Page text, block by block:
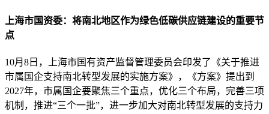
上海市国资委：将南北地区作为绿色低碳供应链建设的重要节
点
10月8日，上海市国有资产监督管理委员会印发了《关于推进
市属国企支持南北转型发展的实施方案》，《方案》提出到
2027年，市属国企要聚焦三个重点，优化三个布局，完善三项
机制，推进“三个一批”，进一步加大对南北转型发展的支持力